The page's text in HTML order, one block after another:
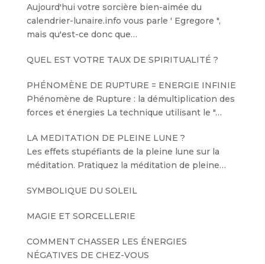
Aujourd'hui votre sorcière bien-aimée du
calendrier-lunaire.info vous parle ' Egregore ",
mais qu'est-ce donc que…
QUEL EST VOTRE TAUX DE SPIRITUALITÉ ?
PHÉNOMÈNE DE RUPTURE = ENERGIE INFINIE
Phénomène de Rupture : la démultiplication des
forces et énergies La technique utilisant le "…
LA MEDITATION DE PLEINE LUNE ?
Les effets stupéfiants de la pleine lune sur la
méditation. Pratiquez la méditation de pleine…
SYMBOLIQUE DU SOLEIL
MAGIE ET SORCELLERIE
COMMENT CHASSER LES ÉNERGIES
NÉGATIVES DE CHEZ-VOUS